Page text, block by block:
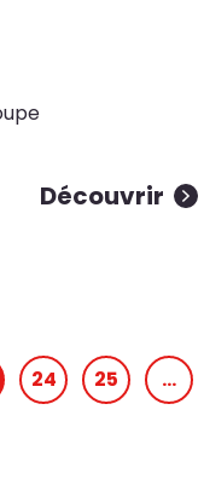
Découvrir
24 25 …